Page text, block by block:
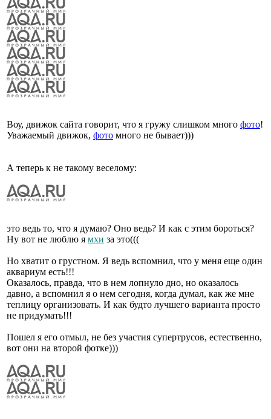
Воу, движок сайта говорит, что я гружу слишком много фото!
Уважаемый движок, фото много не бывает)))
А теперь к не такому веселому:
это ведь то, что я думаю? Оно ведь? И как с этим бороться?
Ну вот не люблю я мхи за это(((
Но хватит о грустном. Я ведь вспомнил, что у меня еще один
аквариум есть!!!
Оказалось, правда, что в нем лопнуло дно, но оказалось
давно, а вспомнил я о нем сегодня, когда думал, как же мне
теплицу организовать. И как будто лучшего варианта просто
не придумать!!!
Пошел я его отмыл, не без участия супертрусов, естественно,
вот они на второй фотке)))